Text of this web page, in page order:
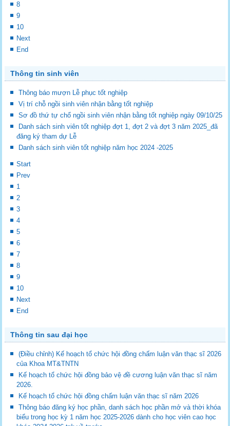
8
9
10
Next
End
Thông tin sinh viên
Thông báo mượn Lễ phục tốt nghiệp
Vị trí chỗ ngồi sinh viên nhận bằng tốt nghiệp
Sơ đồ thứ tự chổ ngồi sinh viên nhận bằng tốt nghiệp ngày 09/10/25
Danh sách sinh viên tốt nghiệp đợt 1, đợt 2 và đợt 3 năm 2025_đã
đăng ký tham dự Lễ
Danh sách sinh viên tốt nghiệp năm học 2024 -2025
Start
Prev
1
2
3
4
5
6
7
8
9
10
Next
End
Thông tin sau đại học
(Điều chỉnh) Kế hoạch tổ chức hội đồng chấm luận văn thạc sĩ 2026
của Khoa MT&TNTN
Kế hoạch tổ chức hội đồng bảo vệ đề cương luận văn thạc sĩ năm
2026.
Kế hoạch tổ chức hội đồng chấm luận văn thạc sĩ năm 2026
Thông báo đăng ký học phần, danh sách học phần mở và thời khóa
biểu trong học kỳ 1 năm học 2025-2026 dành cho học viên cao học